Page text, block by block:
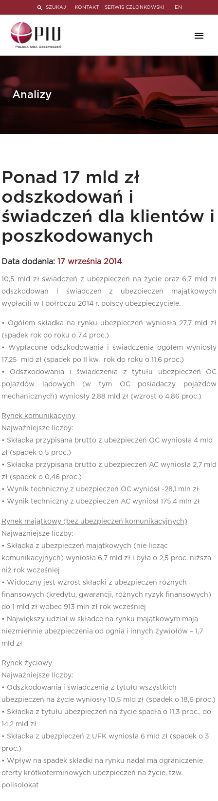
SZUKAJ KONTAKT SERWIS CZŁONKOWSKI EN
Analizy
Ponad 17 mld zł
odszkodowań i
świadczeń dla klientów i
poszkodowanych
Data dodania: 17 września 2014
10,5 mld zł świadczeń z ubezpieczeń na życie oraz 6,7 mld zł
odszkodowań i świadczeń z ubezpieczeń majątkowych
wypłacili w I półroczu 2014 r. polscy ubezpieczyciele.
• Ogółem składka na rynku ubezpieczeń wyniosła 27,7 mld zł
(spadek rok do roku o 7,4 proc.)
• Wypłacone odszkodowania i świadczenia ogółem wyniosły
17,25 mld zł (spadek po II kw. rok do roku o 11,6 proc.)
• Odszkodowania i świadczenia z tytułu ubezpieczeń OC
pojazdów lądowych (w tym OC posiadaczy pojazdów
mechanicznych) wyniosły 2,88 mld zł (wzrost o 4,86 proc.)
Rynek komunikacyjny
Najważniejsze liczby:
• Składka przypisana brutto z ubezpieczeń OC wyniosła 4 mld
zł (spadek o 5 proc.)
• Składka przypisana brutto z ubezpieczeń AC wyniosła 2,7 mld
zł (spadek o 0,46 proc.)
• Wynik techniczny z ubezpieczeń OC wyniósł -28,1 mln zł
• Wynik techniczny z ubezpieczeń AC wyniósł 175,4 mln zł
Rynek majątkowy (bez ubezpieczeń komunikacyjnych)
Najważniejsze liczby:
• Składka z ubezpieczeń majątkowych (nie licząc
komunikacyjnych) wyniosła 6,7 mld zł i była o 2,5 proc. niższa
niż rok wcześniej
• Widoczny jest wzrost składki z ubezpieczeń różnych
finansowych (kredytu, gwarancji, różnych ryzyk finansowych)
do 1 mld zł wobec 913 mln zł rok wcześniej
• Największy udział w składce na rynku majątkowym mają
niezmiennie ubezpieczenia od ognia i innych żywiołów – 1,7
mld zł
Rynek życiowy
Najważniejsze liczby:
• Odszkodowania i świadczenia z tytułu wszystkich
ubezpieczeń na życie wyniosły 10,5 mld zł (spadek o 18,6 proc.)
• Składka z tytułu ubezpieczeń na życie spadła o 11,3 proc., do
14,2 mld zł
• Składka z ubezpieczeń z UFK wyniosła 6 mld zł (spadek o 3
proc.)
• Wpływ na spadek składki na rynku nadal ma ograniczenie
oferty krótkoterminowych ubezpieczeń na życie, tzw.
polisolokat